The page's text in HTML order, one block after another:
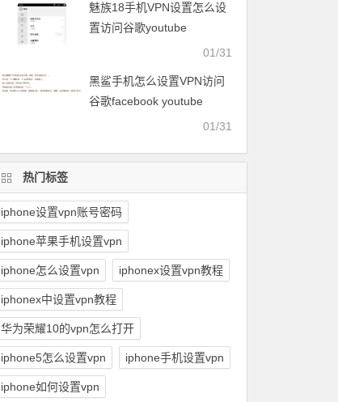
魅族18手机VPN设置怎么设
置访问谷歌youtube
01/31
黑鲨手机怎么设置VPN访问
谷歌facebook youtube
01/31
热门标签
iphone设置vpn账号密码
iphone苹果手机设置vpn
iphone怎么设置vpn iphonex设置vpn教程
iphonex中设置vpn教程
华为荣耀10的vpn怎么打开
iphone5怎么设置vpn iphone手机设置vpn
iphone如何设置vpn